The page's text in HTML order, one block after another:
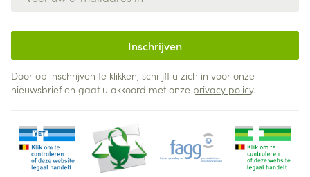
Inschrijven
Door op inschrijven te klikken, schrijft u zich in voor onze
nieuwsbrief en gaat u akkoord met onze privacy policy.